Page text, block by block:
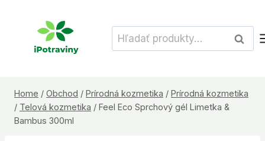
Hľadať:
Home / Obchod / Prírodná kozmetika / Prírodná kozmetika
/ Telová kozmetika / Feel Eco Sprchový gél Limetka &
Bambus 300ml